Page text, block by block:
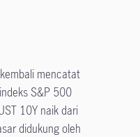
mencatat
S&P 500
10Y naik dari
didukung oleh